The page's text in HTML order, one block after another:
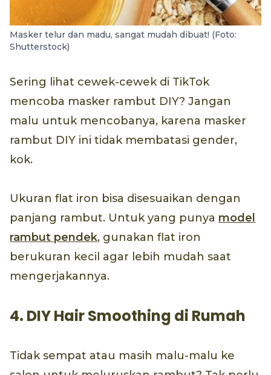
Masker telur dan madu, sangat mudah dibuat! (Foto:
Shutterstock)
Sering lihat cewek-cewek di TikTok
mencoba masker rambut DIY? Jangan
malu untuk mencobanya, karena masker
rambut DIY ini tidak membatasi gender,
kok.
Ukuran flat iron bisa disesuaikan dengan
panjang rambut. Untuk yang punya model
rambut pendek, gunakan flat iron
berukuran kecil agar lebih mudah saat
mengerjakannya.
4. DIY Hair Smoothing di Rumah
Tidak sempat atau masih malu-malu ke